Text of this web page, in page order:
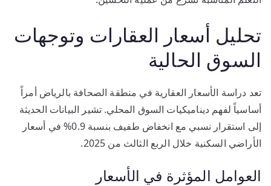
تحليل أسعار العقارات وتوجهات
السوق الحالية
تعد دراسة الأسعار العقارية في منطقة الصحافة بالرياض أمراً
أساسياً لفهم ديناميكيات السوق المحلي. تشير البيانات الحديثة
إلى استقرار نسبي مع انخفاض طفيف بنسبة 0.9% في أسعار
الأراضي السكنية خلال الربع الثالث من 2025.
العوامل المؤثرة في الأسعار